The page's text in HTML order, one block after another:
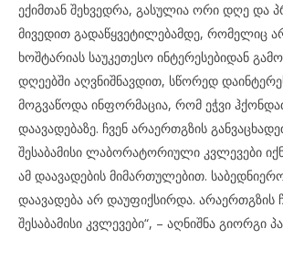
ექიმთან შეხვედრა, გასულია ორი დღე და
მივედით გადაწყვეტილებამდე, რომელიც
ხოშტარიას საუკეთესო ინტერესებიდან
დღეებში აღვნიშნავდით, სწორედ
მოგვაწოდა ინფორმაცია, რომ ეჭვი
დაავადებაზე. ჩვენ არაერთგზის
შესაბამისი ლაბორატორიული კვლევები
ამ დაავადების მიმართულებით.
დაავადება არ დაუფიქსირდა. არაერთგზის
შესაბამისი კვლევები“, – აღნიშნა გიორგი